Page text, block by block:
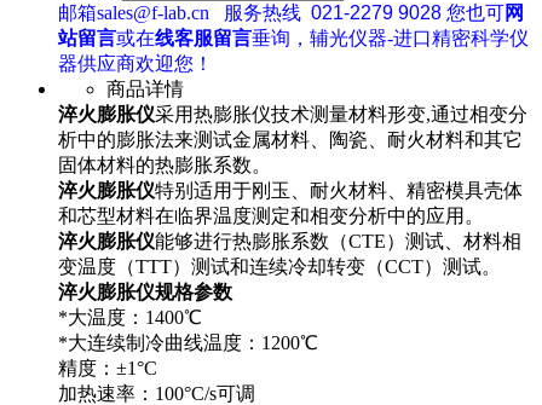
邮箱sales@f-lab.cn
服务热线 021-2279 9028 您也可网
站留言或在线客服留言垂询，辅光仪器-进口精密科学仪
器供应商欢迎您！
商品详情
淬火膨胀仪采用热膨胀仪技术测量材料形变,通过相变分
析中的膨胀法来测试金属材料、陶瓷、耐火材料和其它
固体材料的热膨胀系数。
淬火膨胀仪特别适用于刚玉、耐火材料、精密模具壳体
和芯型材料在临界温度测定和相变分析中的应用。
淬火膨胀仪能够进行热膨胀系数（CTE）测试、材料相
变温度（TTT）测试和连续冷却转变（CCT）测试。
淬火膨胀仪规格参数
*大温度：1400℃
*大连续制冷曲线温度：1200℃
精度：±1°C
加热速率：100°C/s可调